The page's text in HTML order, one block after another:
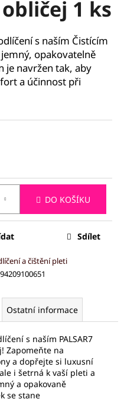
1 ks
s naším Čistícím
opakovatelně
je navržen tak, aby
a účinnost při
DO KOŠÍKU
a čištění pleti
Sdílet
Ostatní informace
s naším PALSAR7
Zapomeňte na
a dopřejte si luxusní
i šetrná k vaší pleti a
a opakovaně
se stane